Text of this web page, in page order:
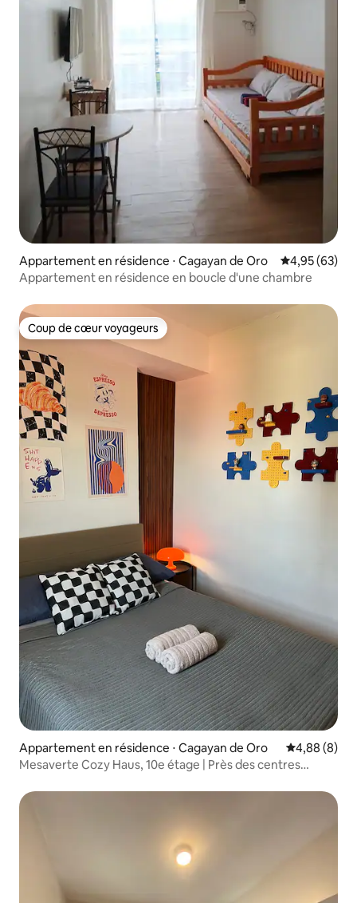
Appartement en résidence ⋅ Cagayan de Oro Évaluation
4,95 (63)
Appartement en résidence en boucle d'une chambre
Coup de cœur voyageurs
Coup de cœur voyageurs
Appartement en résidence ⋅ Cagayan de Oro Évaluation
4,88 (8)
Mesaverte Cozy Haus, 10e étage | Près des centres